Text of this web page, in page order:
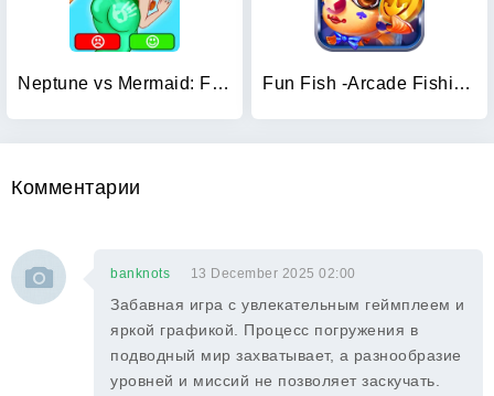
Neptune vs Mermaid: Fish Prank Fun Fish -Arcade Fishing Game
Комментарии
banknots 13 December 2025 02:00
Забавная игра с увлекательным геймплеем и
яркой графикой. Процесс погружения в
подводный мир захватывает, а разнообразие
уровней и миссий не позволяет заскучать.